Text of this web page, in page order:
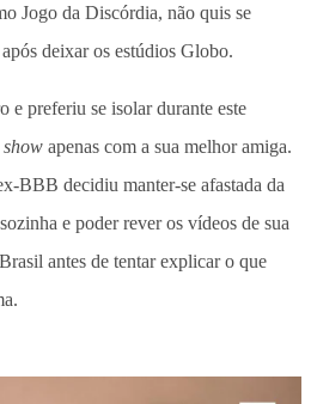
Jogo da Discórdia, não quis se
deixar os estúdios Globo.
e preferiu se isolar durante este
apenas com a sua melhor amiga.
BBB decidiu manter-se afastada da
e poder rever os vídeos de sua
antes de tentar explicar o que